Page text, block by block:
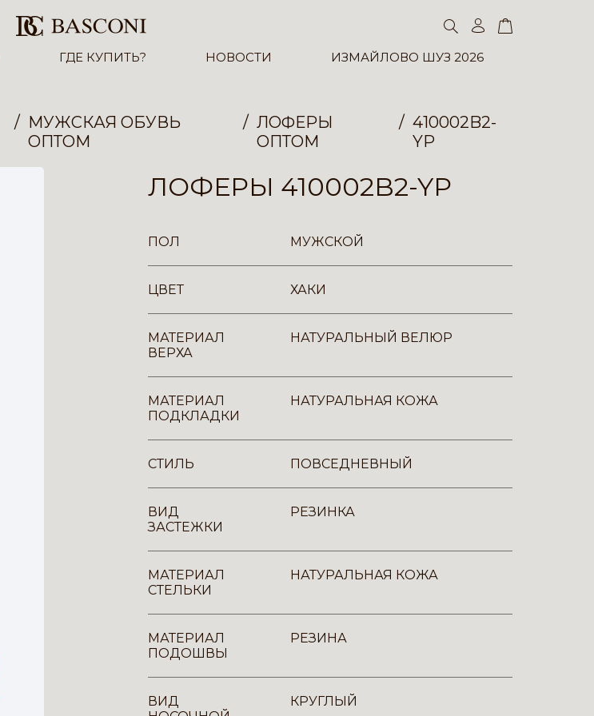
ГДЕ КУПИТЬ? НОВОСТИ ИЗМАЙЛОВО ШУЗ 2026
МУЖСКАЯ ОБУВЬ
ОПТОМ
ЛОФЕРЫ
ОПТОМ
410002B2-
YP
ЛОФЕРЫ 410002B2-YP
ПОЛ МУЖСКОЙ
ЦВЕТ ХАКИ
МАТЕРИАЛ
ВЕРХА
НАТУРАЛЬНЫЙ ВЕЛЮР
МАТЕРИАЛ
ПОДКЛАДКИ
НАТУРАЛЬНАЯ КОЖА
СТИЛЬ ПОВСЕДНЕВНЫЙ
ВИД
ЗАСТЕЖКИ
РЕЗИНКА
МАТЕРИАЛ
СТЕЛЬКИ
НАТУРАЛЬНАЯ КОЖА
МАТЕРИАЛ
ПОДОШВЫ
РЕЗИНА
ВИД
КРУГЛЫЙ